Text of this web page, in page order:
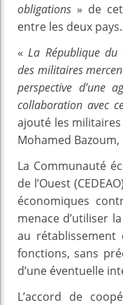
obligations » de
entre les deux pays.
«La République
des militaires
perspective d’une
collaboration avec
ajouté les
Mohamed
La Communauté
de l’Ouest
économiques
menace d’utiliser
au rétablissement
fonctions, sans
d’une éventuelle
L’accord de